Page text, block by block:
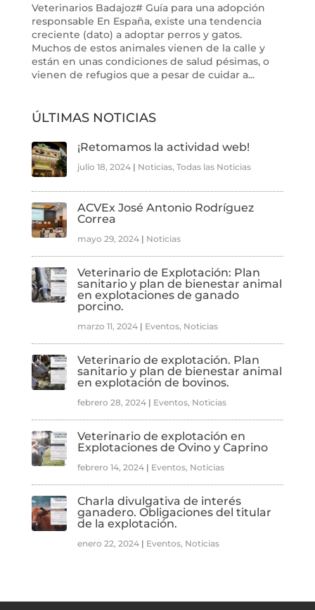
Veterinarios Badajoz# Guía para una adopción
responsable En España, existe una tendencia
creciente (dato) a adoptar perros y gatos.
Muchos de estos animales vienen de la calle y
están en unas condiciones de salud pésimas, o
vienen de refugios que a pesar de cuidar a...
ÚLTIMAS NOTICIAS
¡Retomamos la actividad web!
julio 18, 2024| Noticias, Todas las Noticias
ACVEx José Antonio Rodríguez
Correa
mayo 29, 2024| Noticias
Veterinario de Explotación: Plan
sanitario y plan de bienestar animal
en explotaciones de ganado
porcino.
marzo 11, 2024| Eventos, Noticias
Veterinario de explotación. Plan
sanitario y plan de bienestar animal
en explotación de bovinos.
febrero 28, 2024| Eventos, Noticias
Veterinario de explotación en
Explotaciones de Ovino y Caprino
febrero 14, 2024| Eventos, Noticias
Charla divulgativa de interés
ganadero. Obligaciones del titular
de la explotación.
enero 22, 2024| Eventos, Noticias